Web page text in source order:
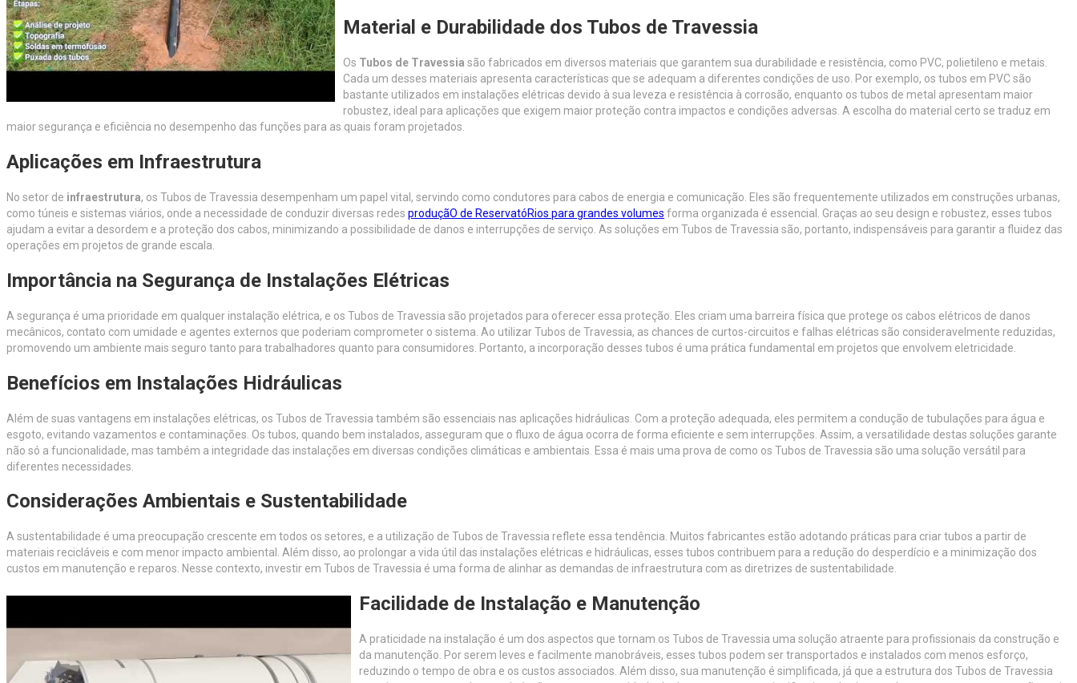
Material e Durabilidade dos Tubos de Travessia
Os Tubos de Travessia são fabricados em diversos materiais que garantem sua durabilidade e resistência, como PVC, polietileno e metais.
Cada um desses materiais apresenta características que se adequam a diferentes condições de uso. Por exemplo, os tubos em PVC são
bastante utilizados em instalações elétricas devido à sua leveza e resistência à corrosão, enquanto os tubos de metal apresentam maior
robustez, ideal para aplicações que exigem maior proteção contra impactos e condições adversas. A escolha do material certo se traduz em
maior segurança e eficiência no desempenho das funções para as quais foram projetados.
Aplicações em Infraestrutura
No setor de infraestrutura, os Tubos de Travessia desempenham um papel vital, servindo como condutores para cabos de energia e comunicação. Eles são frequentemente utilizados em construções urbanas,
como túneis e sistemas viários, onde a necessidade de conduzir diversas redes produçãO de ReservatóRios para grandes volumes forma organizada é essencial. Graças ao seu design e robustez, esses tubos
ajudam a evitar a desordem e a proteção dos cabos, minimizando a possibilidade de danos e interrupções de serviço. As soluções em Tubos de Travessia são, portanto, indispensáveis para garantir a fluidez das
operações em projetos de grande escala.
Importância na Segurança de Instalações Elétricas
A segurança é uma prioridade em qualquer instalação elétrica, e os Tubos de Travessia são projetados para oferecer essa proteção. Eles criam uma barreira física que protege os cabos elétricos de danos
mecânicos, contato com umidade e agentes externos que poderiam comprometer o sistema. Ao utilizar Tubos de Travessia, as chances de curtos-circuitos e falhas elétricas são consideravelmente reduzidas,
promovendo um ambiente mais seguro tanto para trabalhadores quanto para consumidores. Portanto, a incorporação desses tubos é uma prática fundamental em projetos que envolvem eletricidade.
Benefícios em Instalações Hidráulicas
Além de suas vantagens em instalações elétricas, os Tubos de Travessia também são essenciais nas aplicações hidráulicas. Com a proteção adequada, eles permitem a condução de tubulações para água e
esgoto, evitando vazamentos e contaminações. Os tubos, quando bem instalados, asseguram que o fluxo de água ocorra de forma eficiente e sem interrupções. Assim, a versatilidade destas soluções garante
não só a funcionalidade, mas também a integridade das instalações em diversas condições climáticas e ambientais. Essa é mais uma prova de como os Tubos de Travessia são uma solução versátil para
diferentes necessidades.
Considerações Ambientais e Sustentabilidade
A sustentabilidade é uma preocupação crescente em todos os setores, e a utilização de Tubos de Travessia reflete essa tendência. Muitos fabricantes estão adotando práticas para criar tubos a partir de
materiais recicláveis e com menor impacto ambiental. Além disso, ao prolongar a vida útil das instalações elétricas e hidráulicas, esses tubos contribuem para a redução do desperdício e a minimização dos
custos em manutenção e reparos. Nesse contexto, investir em Tubos de Travessia é uma forma de alinhar as demandas de infraestrutura com as diretrizes de sustentabilidade.
Facilidade de Instalação e Manutenção
A praticidade na instalação é um dos aspectos que tornam os Tubos de Travessia uma solução atraente para profissionais da construção e
da manutenção. Por serem leves e facilmente manobráveis, esses tubos podem ser transportados e instalados com menos esforço,
reduzindo o tempo de obra e os custos associados. Além disso, sua manutenção é simplificada, já que a estrutura dos Tubos de Travessia